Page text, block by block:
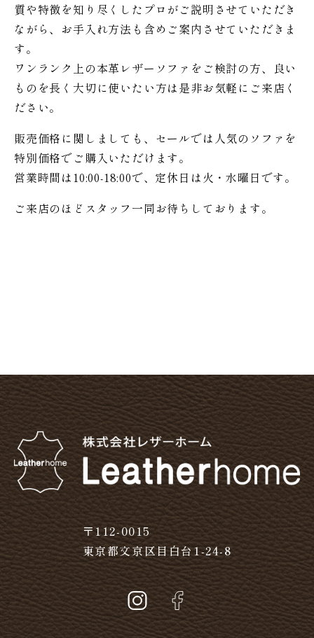
質や特徴を知り尽くしたプロがご説明させていただき
ながら、お手入れ方法も含めご案内させていただきま
す。
ワンランク上の本革レザーソファをご検討の方、良い
ものを長く大切に使いたい方は是非お気軽にご来店く
ださい。
販売価格に関しましても、セールでは人気のソファを
特別価格でご購入いただけます。
営業時間は10:00-18:00で、定休日は火・水曜日です。
ご来店のほどスタッフ一同お待ちしております。
〒112-0015
東京都文京区目白台1-24-8